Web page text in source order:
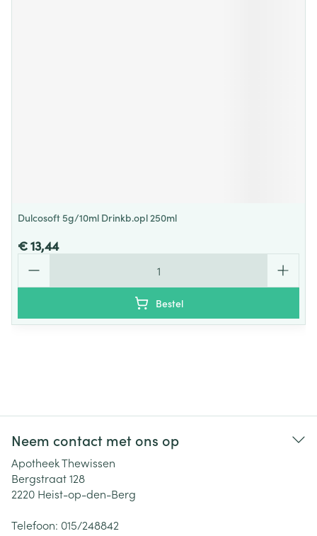
Dulcosoft 5g/10ml Drinkb.opl 250ml
€ 13,44
Bestel
Neem contact met ons op
Apotheek Thewissen
Bergstraat 128
2220 Heist-op-den-Berg
Telefoon: 015/248842